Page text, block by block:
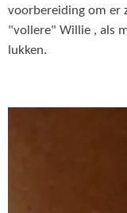
voorbereiding om er
"vollere" Willie , als
lukken.